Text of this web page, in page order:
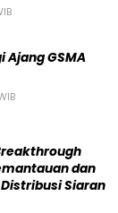
Ajang GSMA
dan
Siaran